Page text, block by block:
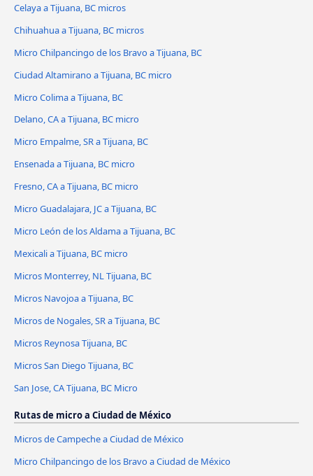
Celaya a Tijuana, BC micros
Chihuahua a Tijuana, BC micros
Micro Chilpancingo de los Bravo a Tijuana, BC
Ciudad Altamirano a Tijuana, BC micro
Micro Colima a Tijuana, BC
Delano, CA a Tijuana, BC micro
Micro Empalme, SR a Tijuana, BC
Ensenada a Tijuana, BC micro
Fresno, CA a Tijuana, BC micro
Micro Guadalajara, JC a Tijuana, BC
Micro León de los Aldama a Tijuana, BC
Mexicali a Tijuana, BC micro
Micros Monterrey, NL Tijuana, BC
Micros Navojoa a Tijuana, BC
Micros de Nogales, SR a Tijuana, BC
Micros Reynosa Tijuana, BC
Micros San Diego Tijuana, BC
San Jose, CA Tijuana, BC Micro
Rutas de micro a Ciudad de México
Micros de Campeche a Ciudad de México
Micro Chilpancingo de los Bravo a Ciudad de México